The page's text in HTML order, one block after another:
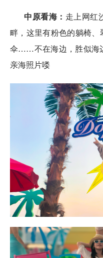
中原看海 ： 走上网红
畔，这里有粉色的躺椅、
伞……不在海边，胜似海
亲海照片喽